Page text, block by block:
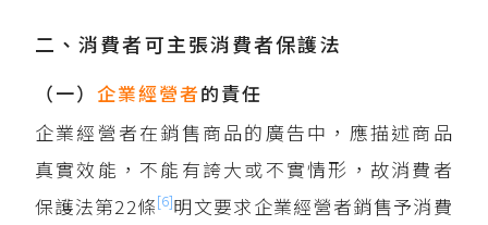
二、消費者可主張消費者保護法
（一）企業經營者的責任
企業經營者在銷售商品的廣告中，應描述商品
真實效能，不能有誇大或不實情形，故消費者
保護法第22條[6]明文要求企業經營者銷售予消費